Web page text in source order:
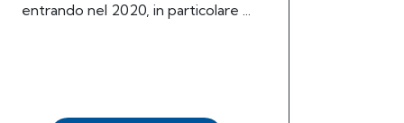
entrando nel 2020, in particolare ...